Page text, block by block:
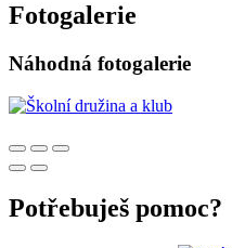
Fotogalerie
Náhodná fotogalerie
Potřebuješ pomoc?